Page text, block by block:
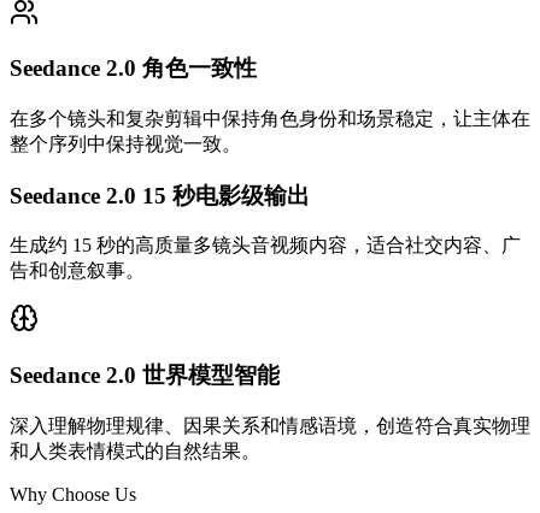
Seedance 2.0 角色一致性
在多个镜头和复杂剪辑中保持角色身份和场景稳定，让主体在
整个序列中保持视觉一致。
Seedance 2.0 15 秒电影级输出
生成约 15 秒的高质量多镜头音视频内容，适合社交内容、广
告和创意叙事。
Seedance 2.0 世界模型智能
深入理解物理规律、因果关系和情感语境，创造符合真实物理
和人类表情模式的自然结果。
Why Choose Us